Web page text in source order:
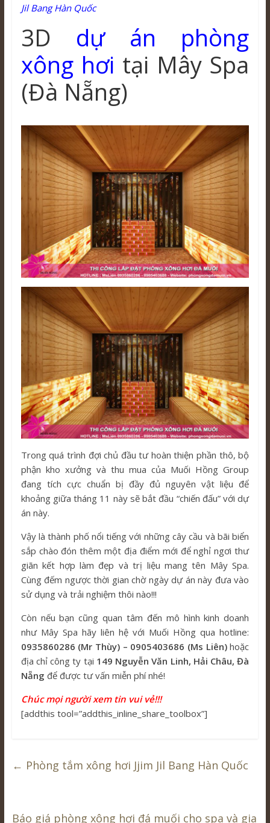
Jil Bang Hàn Quốc
3D dự án phòng
xông hơi tại Mây Spa
(Đà Nẵng)
Trong quá trình đợi chủ đầu tư hoàn thiện phần thô, bộ
phận kho xưởng và thu mua của Muối Hồng Group
đang tích cực chuẩn bị đầy đủ nguyên vật liệu để
khoảng giữa tháng 11 này sẽ bắt đầu “chiến đấu” với dự
án này.
Vậy là thành phố nổi tiếng với những cây cầu và bãi biển
sắp chào đón thêm một địa điểm mới để nghỉ ngơi thư
giãn kết hợp làm đẹp và trị liệu mang tên Mây Spa.
Cùng đếm ngược thời gian chờ ngày dự án này đưa vào
sử dụng và trải nghiệm thôi nào!!!
Còn nếu bạn cũng quan tâm đến mô hình kinh doanh
như Mây Spa hãy liên hệ với Muối Hồng qua hotline:
0935860286 (Mr Thùy) – 0905403686 (Ms Liên)hoặc
địa chỉ công ty tại 149 Nguyễn Văn Linh, Hải Châu, Đà
Nẵng để được tư vấn miễn phí nhé!
Chúc mọi người xem tin vui vẻ!!!
[addthis tool=”addthis_inline_share_toolbox”]
← Phòng tắm xông hơi Jjim Jil Bang Hàn Quốc
Báo giá phòng xông hơi đá muối cho spa và gia